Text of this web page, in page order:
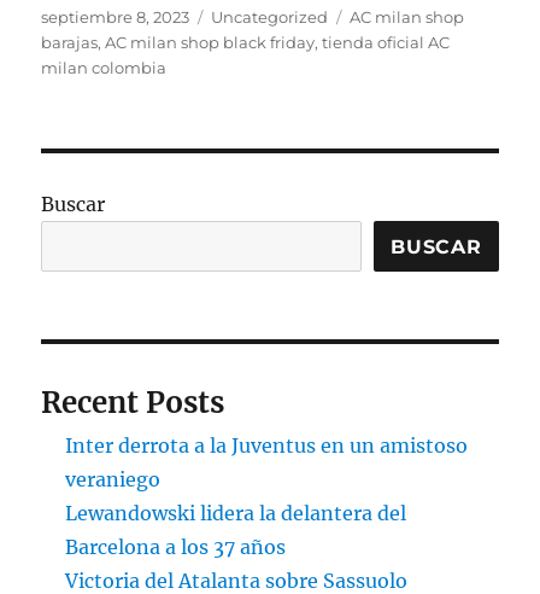
Publicado
el
septiembre 8, 2023 Categorías
Uncategorized Etiquetas
AC milan shop
barajas,AC milan shop black friday,tienda oficial AC
milan colombia
Buscar
BUSCAR
Recent Posts
Inter derrota a la Juventus en un amistoso
veraniego
Lewandowski lidera la delantera del
Barcelona a los 37 años
Victoria del Atalanta sobre Sassuolo